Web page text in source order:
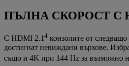
ПЪЛНА СКОРОСТ С
С HDMI 2.14 конзолите от
достигнат невиждани върхове.
също и 4K при 144 Hz за възможно